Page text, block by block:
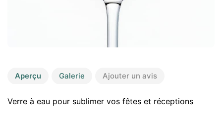
Aperçu Galerie Ajouter un avis
Verre à eau pour sublimer vos fêtes et réceptions